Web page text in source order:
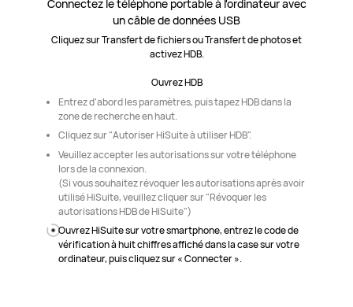
Connectez le téléphone portable à l'ordinateur avec
un câble de données USB
Cliquez sur Transfert de fichiers ou Transfert de photos et
activez HDB.
Ouvrez HDB
Entrez d'abord les paramètres, puis tapez HDB dans la
zone de recherche en haut.
Cliquez sur "Autoriser HiSuite à utiliser HDB".
Veuillez accepter les autorisations sur votre téléphone
lors de la connexion.
(Si vous souhaitez révoquer les autorisations après avoir
utilisé HiSuite, veuillez cliquer sur "Révoquer les
autorisations HDB de HiSuite")
Ouvrez HiSuite sur votre smartphone, entrez le code de
vérification à huit chiffres affiché dans la case sur votre
ordinateur, puis cliquez sur « Connecter ».